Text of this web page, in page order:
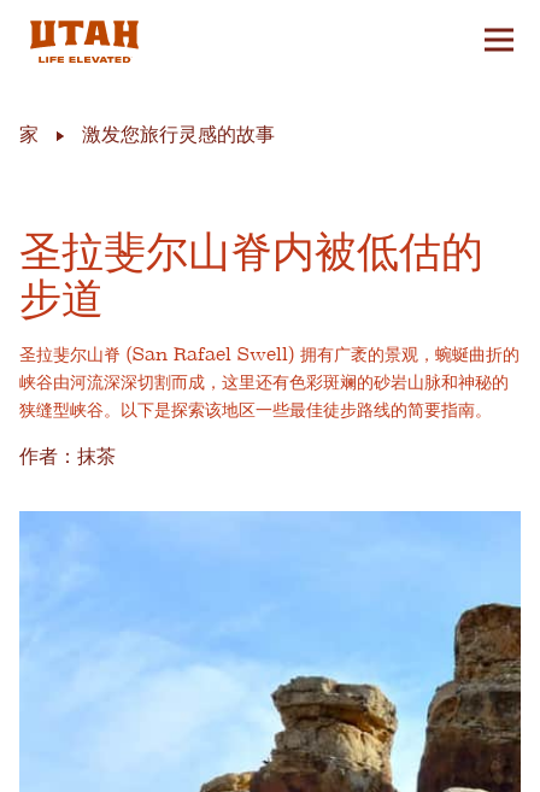
切换
家 激发您旅行灵感的故事
圣拉斐尔山脊内被低估的
步道
圣拉斐尔山脊 (San Rafael Swell) 拥有广袤的景观，蜿蜒曲折的
峡谷由河流深深切割而成，这里还有色彩斑斓的砂岩山脉和神秘的
狭缝型峡谷。以下是探索该地区一些最佳徒步路线的简要指南。
作者：抹茶